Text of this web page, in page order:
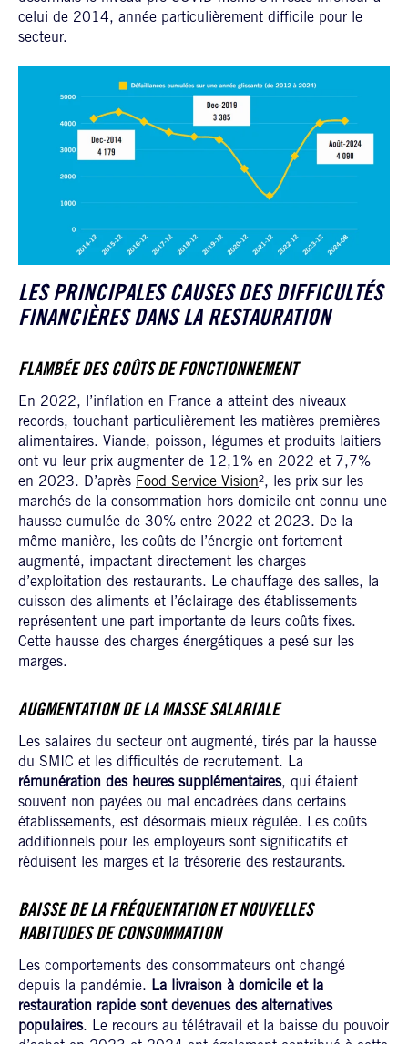
celui de 2014, année particulièrement difficile pour le
secteur.
LES PRINCIPALES CAUSES DES DIFFICULTÉS
FINANCIÈRES DANS LA RESTAURATION
FLAMBÉE DES COÛTS DE FONCTIONNEMENT
En 2022, l’inflation en France a atteint des niveaux
records, touchant particulièrement les matières premières
alimentaires. Viande, poisson, légumes et produits laitiers
ont vu leur prix augmenter de 12,1% en 2022 et 7,7%
en 2023. D’après Food Service Vision², les prix sur les
marchés de la consommation hors domicile ont connu une
hausse cumulée de 30% entre 2022 et 2023. De la
même manière, les coûts de l’énergie ont fortement
augmenté, impactant directement les charges
d’exploitation des restaurants. Le chauffage des salles, la
cuisson des aliments et l’éclairage des établissements
représentent une part importante de leurs coûts fixes.
Cette hausse des charges énergétiques a pesé sur les
marges.
AUGMENTATION DE LA MASSE SALARIALE
Les salaires du secteur ont augmenté, tirés par la hausse
du SMIC et les difficultés de recrutement. La
rémunération des heures supplémentaires, qui étaient
souvent non payées ou mal encadrées dans certains
établissements, est désormais mieux régulée. Les coûts
additionnels pour les employeurs sont significatifs et
réduisent les marges et la trésorerie des restaurants.
BAISSE DE LA FRÉQUENTATION ET NOUVELLES
HABITUDES DE CONSOMMATION
Les comportements des consommateurs ont changé
depuis la pandémie. La livraison à domicile et la
restauration rapide sont devenues des alternatives
populaires. Le recours au télétravail et la baisse du pouvoir